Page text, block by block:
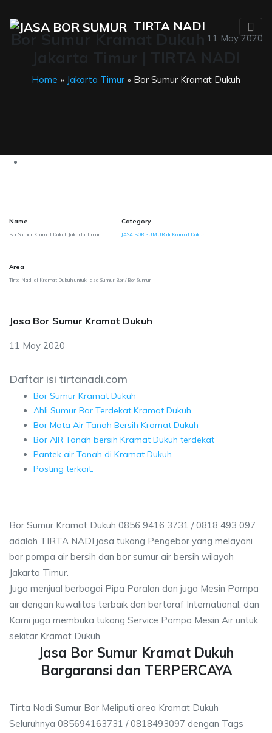
TIRTA NADI
11 May 2020
Bor Sumur Kramat Dukuh
Home » Jakarta Timur » Bor Sumur Kramat Dukuh
Name
Bor Sumur Kramat Dukuh Jakarta Timur
Category
JASA BOR SUMUR di Kramat Dukuh
Area
Tirta Nadi di Kramat Dukuh untuk Jasa Sumur Bor / Bor Sumur
Jasa Bor Sumur Kramat Dukuh
11 May 2020
Daftar isi tirtanadi.com
Bor Sumur Kramat Dukuh
Ahli Sumur Bor Terdekat Kramat Dukuh
Bor Mata Air Tanah Bersih Kramat Dukuh
Bor AIR Tanah bersih Kramat Dukuh terdekat
Pantek air Tanah di Kramat Dukuh
Posting terkait:
Bor Sumur Kramat Dukuh 0856 9416 3731 / 0818 493 097
adalah TIRTA NADI jasa tukang Pengebor yang melayani
bor pompa air bersih dan bor sumur air bersih wilayah
Jakarta Timur.
Juga menjual berbagai Pipa Paralon dan juga Mesin Pompa
air dengan kuwalitas terbaik dan bertaraf International, dan
Kami juga membuka tukang Service Pompa Mesin Air untuk
sekitar Kramat Dukuh.
Jasa Bor Sumur Kramat Dukuh
Bargaransi dan TERPERCAYA
Tirta Nadi Sumur Bor Meliputi area Kramat Dukuh
Seluruhnya 085694163731 / 0818493097 dengan Tags